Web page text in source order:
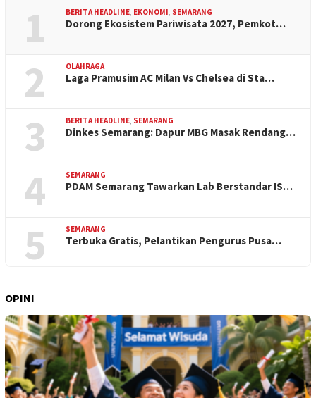
1 BERITA HEADLINE, EKONOMI, SEMARANG
Dorong Ekosistem Pariwisata 2027, Pemkot…
2 OLAHRAGA
Laga Pramusim AC Milan Vs Chelsea di Sta…
3 BERITA HEADLINE, SEMARANG
Dinkes Semarang: Dapur MBG Masak Rendang…
4 SEMARANG
PDAM Semarang Tawarkan Lab Berstandar IS…
5 SEMARANG
Terbuka Gratis, Pelantikan Pengurus Pusa…
OPINI